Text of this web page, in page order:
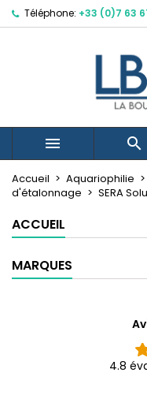
Téléphone: +33 (0)7 63
 
Accueil Aquariophilie
d'étalonnage
SERA
ACCUEIL
MARQUES
4.8
Mes listes
Créer une
Créer une
Nom de la liste
Annuler
Connexion
Vous devez être
à votre liste d'envies.